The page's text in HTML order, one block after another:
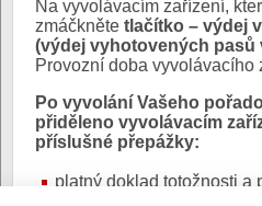
Na vyvolávacím zařízení,
zmáčkněte tlačítko – výdej
(výdej vyhotovených pasů
Provozní doba vyvolávacího
Po vyvolání Vašeho
přiděleno vyvolávacím
příslušné přepážky:
platný doklad totožnosti a